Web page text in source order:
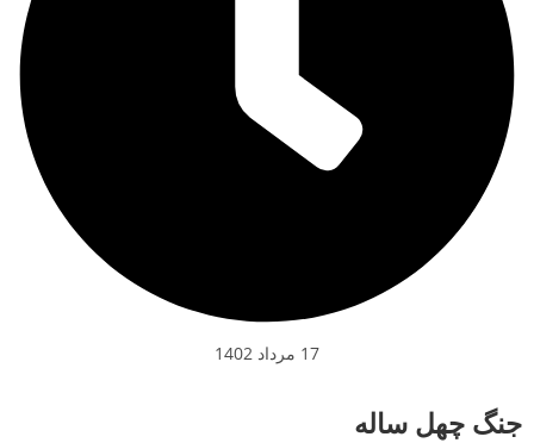
17 مرداد 1402
جنگ چهل ساله